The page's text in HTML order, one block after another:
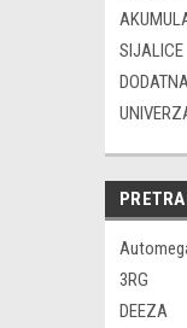
SIJALICE
3RG
DEEZA